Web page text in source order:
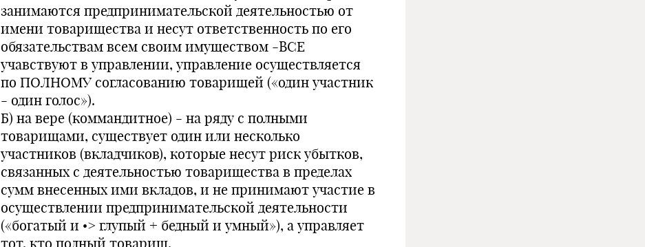
занимаются предпринимательской деятельностью от
имени товарищества и несут ответственность по его
обязательствам всем своим имуществом -ВСЕ
учавствуют в управлении, управление осуществляется
по ПОЛНОМУ согласованию товарищей («один участник
- один голос»).
Б) на вере (коммандитное) - на ряду с полными
товарищами, существует один или несколько
участников (вкладчиков), которые несут риск убытков,
связанных с деятельностью товарищества в пределах
сумм внесенных ими вкладов, и не принимают участие в
осуществлении предпринимательской деятельности
(«богатый и •> глупый + бедный и умный»), а управляет
тот, кто полный товарищ.